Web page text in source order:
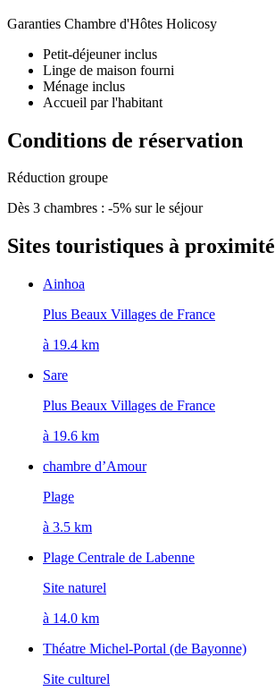
Garanties Chambre d'Hôtes Holicosy
Petit-déjeuner inclus
Linge de maison fourni
Ménage inclus
Accueil par l'habitant
Conditions de réservation
Réduction groupe
Dès 3 chambres : -5% sur le séjour
Sites touristiques à proximité
Ainhoa
Plus Beaux Villages de France
à 19.4 km
Sare
Plus Beaux Villages de France
à 19.6 km
chambre d’Amour
Plage
à 3.5 km
Plage Centrale de Labenne
Site naturel
à 14.0 km
Théatre Michel-Portal (de Bayonne)
Site culturel